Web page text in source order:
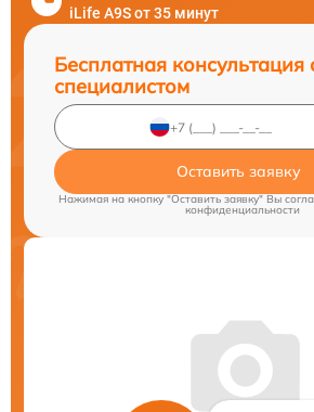
iLife A9S от 35 минут
Бесплатная консультация
специалистом
Оставить заявку
Нажимая на кнопку "Оставить заявку" Вы
конфиденциальности